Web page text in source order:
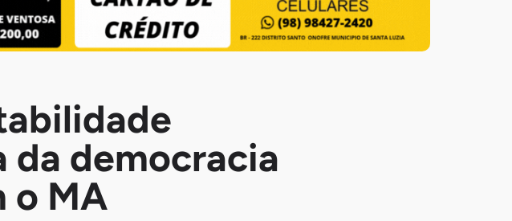
da democracia
o MA